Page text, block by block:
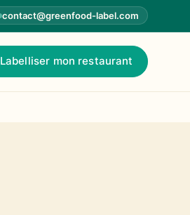
contact@greenfood-label.com
Labelliser mon restaurant